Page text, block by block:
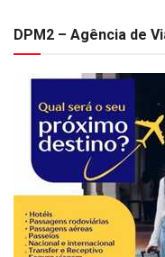
DPM2 – Agência de